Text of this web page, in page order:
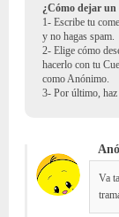
¿Cómo dejar un
1- Escribe tu
y no hagas spam.
2- Elige cómo
hacerlo con tu
como Anónimo.
3- Por último,
Va